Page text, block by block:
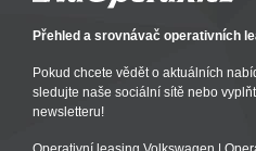
Přehled a srovnávač operativních
Pokud chcete vědět o aktuálních
sledujte naše sociální sítě nebo
newsletteru!